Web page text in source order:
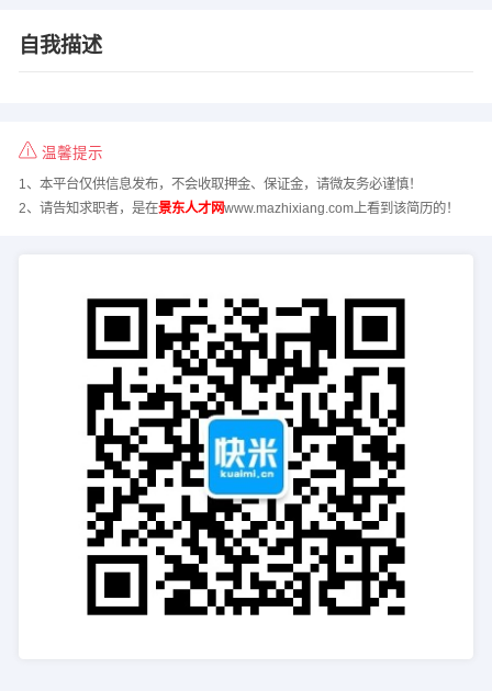
自我描述
温馨提示
1、本平台仅供信息发布，不会收取押金、保证金，请微友务必谨慎！
2、请告知求职者，是在景东人才网www.mazhixiang.com上看到该简历的！